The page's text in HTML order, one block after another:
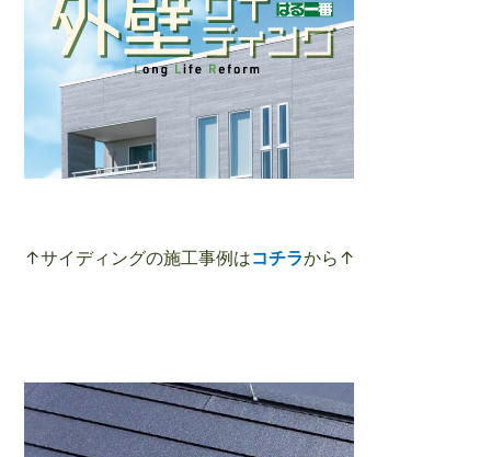
↑サイディングの施工事例はコチラから↑